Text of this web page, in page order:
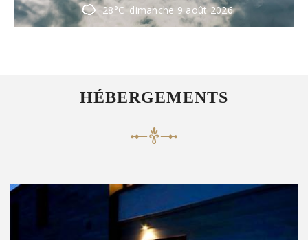
28°C dimanche 9 août 2026
HÉBERGEMENTS